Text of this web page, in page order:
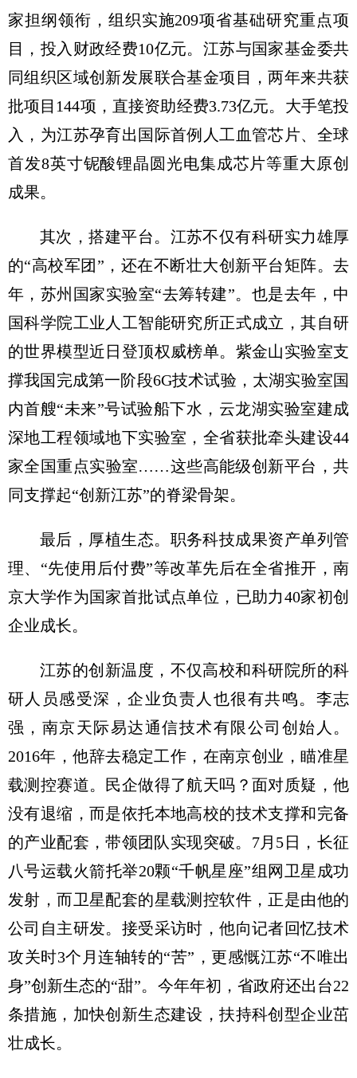
家担纲领衔，组织实施209项省基础研究重点项
目，投入财政经费10亿元。江苏与国家基金委共
同组织区域创新发展联合基金项目，两年来共获
批项目144项，直接资助经费3.73亿元。大手笔投
入，为江苏孕育出国际首例人工血管芯片、全球
首发8英寸铌酸锂晶圆光电集成芯片等重大原创
成果。
其次，搭建平台。江苏不仅有科研实力雄厚
的“高校军团”，还在不断壮大创新平台矩阵。去
年，苏州国家实验室“去筹转建”。也是去年，中
国科学院工业人工智能研究所正式成立，其自研
的世界模型近日登顶权威榜单。紫金山实验室支
撑我国完成第一阶段6G技术试验，太湖实验室国
内首艘“未来”号试验船下水，云龙湖实验室建成
深地工程领域地下实验室，全省获批牵头建设44
家全国重点实验室……这些高能级创新平台，共
同支撑起“创新江苏”的脊梁骨架。
最后，厚植生态。职务科技成果资产单列管
理、“先使用后付费”等改革先后在全省推开，南
京大学作为国家首批试点单位，已助力40家初创
企业成长。
江苏的创新温度，不仅高校和科研院所的科
研人员感受深，企业负责人也很有共鸣。李志
强，南京天际易达通信技术有限公司创始人。
2016年，他辞去稳定工作，在南京创业，瞄准星
载测控赛道。民企做得了航天吗？面对质疑，他
没有退缩，而是依托本地高校的技术支撑和完备
的产业配套，带领团队实现突破。7月5日，长征
八号运载火箭托举20颗“千帆星座”组网卫星成功
发射，而卫星配套的星载测控软件，正是由他的
公司自主研发。接受采访时，他向记者回忆技术
攻关时3个月连轴转的“苦”，更感慨江苏“不唯出
身”创新生态的“甜”。今年年初，省政府还出台22
条措施，加快创新生态建设，扶持科创型企业茁
壮成长。